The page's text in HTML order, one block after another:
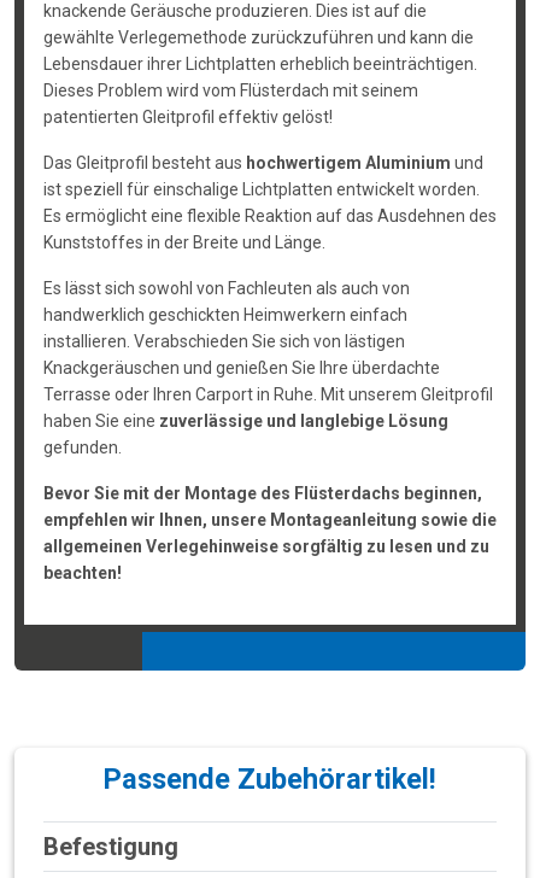
knackende Geräusche produzieren. Dies ist auf die
gewählte Verlegemethode zurückzuführen und kann die
Lebensdauer ihrer Lichtplatten erheblich beeinträchtigen.
Dieses Problem wird vom Flüsterdach mit seinem
patentierten Gleitprofil effektiv gelöst!
Das Gleitprofil besteht aus hochwertigem Aluminium und
ist speziell für einschalige Lichtplatten entwickelt worden.
Es ermöglicht eine flexible Reaktion auf das Ausdehnen des
Kunststoffes in der Breite und Länge.
Es lässt sich sowohl von Fachleuten als auch von
handwerklich geschickten Heimwerkern einfach
installieren. Verabschieden Sie sich von lästigen
Knackgeräuschen und genießen Sie Ihre überdachte
Terrasse oder Ihren Carport in Ruhe. Mit unserem Gleitprofil
haben Sie eine zuverlässige und langlebige Lösung
gefunden.
Bevor Sie mit der Montage des Flüsterdachs beginnen,
empfehlen wir Ihnen, unsere Montageanleitung sowie die
allgemeinen Verlegehinweise sorgfältig zu lesen und zu
beachten!
Passende Zubehörartikel!
Befestigung